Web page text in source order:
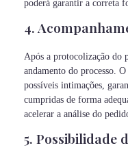
poderá garantir a correta
4.
Após a protocolização do
andamento do processo.
possíveis intimações,
cumpridas de forma
acelerar a análise do
5. Possibilidade